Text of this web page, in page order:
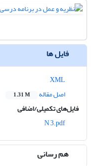
فایل ها
اصل مقاله
1.31 M
فایل‌های تکمیلی/اضافی
N 3.pdf
هم رسانی